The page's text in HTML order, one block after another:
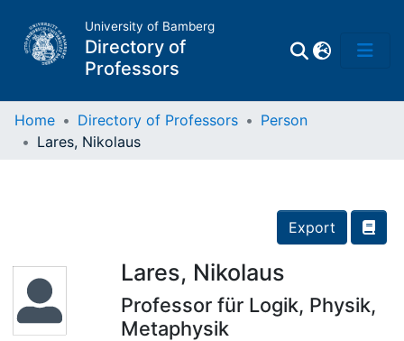
University of Bamberg
Directory of
Professors
Places
Home Directory of Professors
Person
Lares, Nikolaus
Export
Lares, Nikolaus
Professor für Logik, Physik,
Metaphysik